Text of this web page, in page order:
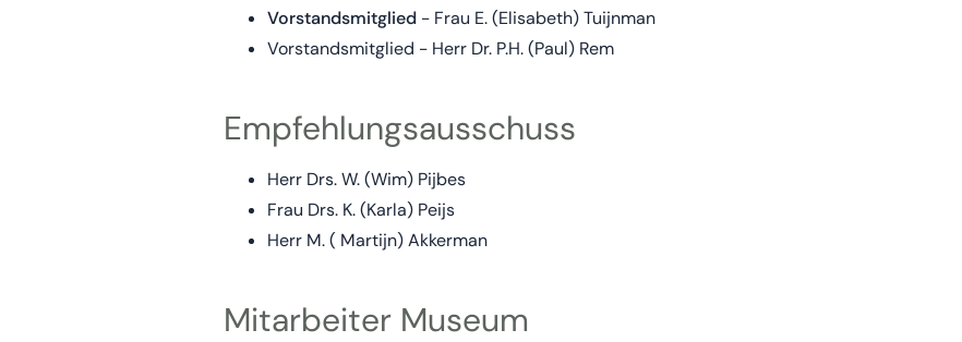
Vorstandsmitglied- Frau E. (Elisabeth) Tuijnman
Vorstandsmitglied - Herr Dr. P.H. (Paul) Rem
Empfehlungsausschuss
Herr Drs. W. (Wim) Pijbes
Frau Drs. K. (Karla) Peijs
Herr M. ( Martijn) Akkerman
Mitarbeiter Museum